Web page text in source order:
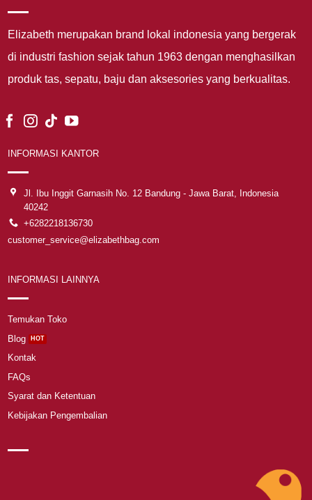
Elizabeth merupakan brand lokal indonesia yang bergerak
di industri fashion sejak tahun 1963 dengan menghasilkan
produk tas, sepatu, baju dan aksesories yang berkualitas.
INFORMASI KANTOR
Jl. Ibu Inggit Garnasih No. 12 Bandung - Jawa Barat, Indonesia
40242
+6282218136730
customer_service@elizabethbag.com
INFORMASI LAINNYA
Temukan Toko
Blog
Kontak
FAQs
Syarat dan Ketentuan
Kebijakan Pengembalian